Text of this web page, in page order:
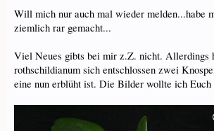
Will mich nur auch mal wieder melden...habe
ziemlich rar gemacht...
Viel Neues gibts bei mir z.Z. nicht. Allerdings
rothschildianum sich entschlossen zwei
eine nun erblüht ist. Die Bilder wollte ich Euch